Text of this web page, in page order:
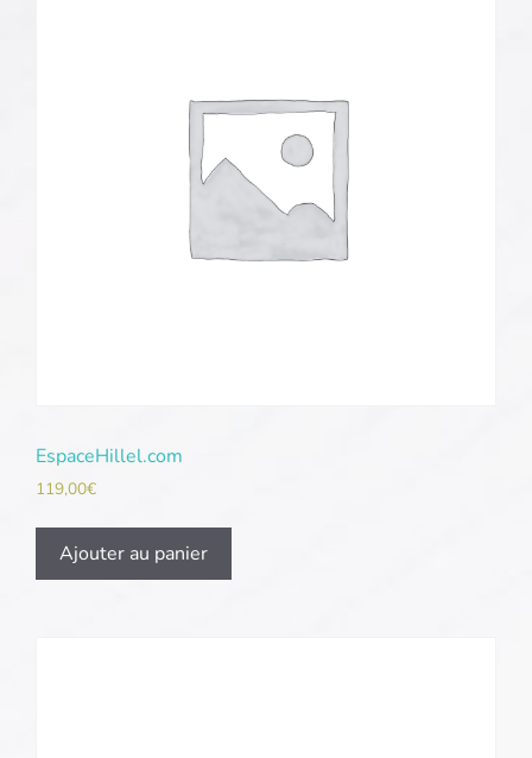
EspaceHillel.com
119,00€
Ajouter au panier